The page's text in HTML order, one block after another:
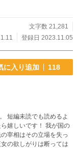
文字数 21,281
登録日 2023.11.05
に入り追加 118
短編未読でも読めるよ
です！ 我が国の
宰相はその立場を失っ
の欲しがりは断っては